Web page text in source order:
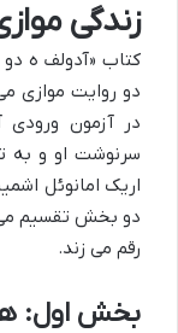
زندگی
کتاب «آدولف ه دو
در آزمون ورودی
سرنوشت او و به
اریک امانوئل
دو بخش تقسیم می
رقم می زند.
بخش اول: